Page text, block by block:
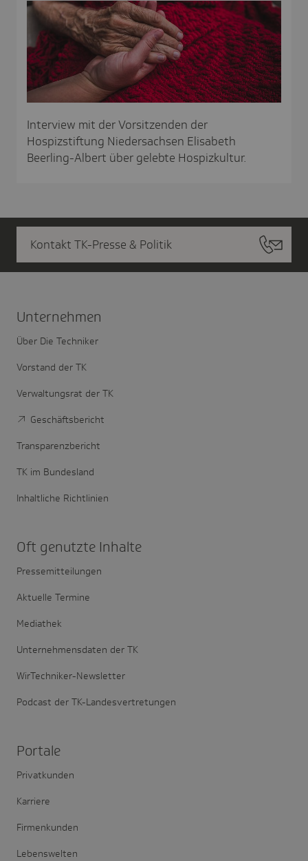
Interview mit der Vorsitzenden der
Hospizstiftung Niedersachsen Elisabeth
Beerling-Albert über gelebte Hospizkultur.
Kontakt TK-Presse & Politik
Unter­nehmen
Über Die Techniker
Vorstand der TK
Verwaltungsrat der TK
Geschäftsbericht
Transparenzbericht
TK im Bundesland
Inhaltliche Richtlinien
Oft genutzte Inhalte
Pressemitteilungen
Aktuelle Termine
Mediathek
Unternehmensdaten der TK
WirTechniker-Newsletter
Podcast der TK-Landesvertretungen
Portale
Privatkunden
Karriere
Firmenkunden
Lebenswelten